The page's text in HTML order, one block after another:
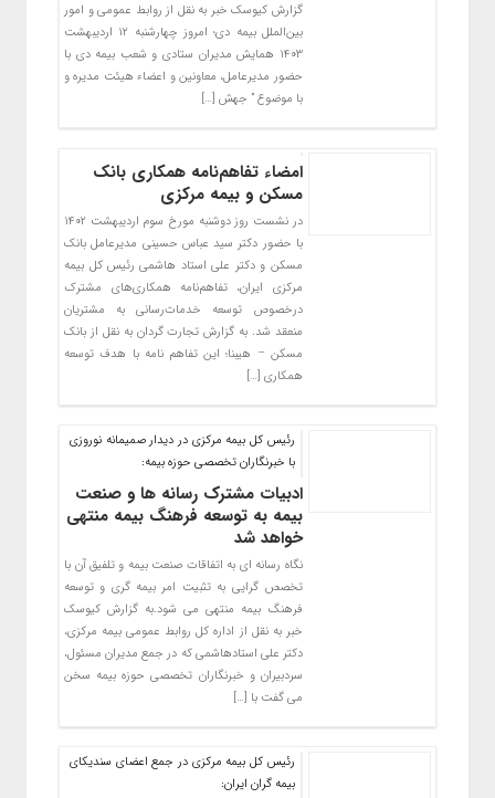
گزارش کیوسک خبر به نقل از روابط عمومی و امور
بین‌الملل بیمه دی؛ امروز چهارشنبه ۱۲ اردیبهشت
۱۴۰۳ همایش مدیران ستادی و شعب بیمه دی با
حضور مدیرعامل، معاونین و اعضاء هیئت مدیره و
با موضوع ” جهش […]
امضاء تفاهم‌نامه همکاری بانک
مسکن و بیمه مرکزی
در نشست روز دوشنبه مورخ سوم اردیبهشت ۱۴۰۲
با حضور دکتر سید عباس حسینی مدیرعامل بانک
مسکن و دکتر علی استاد هاشمی رئیس کل بیمه
مرکزی ایران، تفاهم‌نامه‌ همکاری‌های مشترک
درخصوص توسعه خدمات‌رسانی به مشتریان
منعقد شد. به گزارش تجارت گردان به نقل از بانک
مسکن – هیبنا؛ این تفاهم نامه با هدف توسعه
همکاری […]
رئیس کل بیمه مرکزی در دیدار صمیمانه نوروزی
با خبرنگاران تخصصی حوزه بیمه:
ادبیات مشترک رسانه ها و صنعت
بیمه به توسعه فرهنگ بیمه منتهی
خواهد شد
نگاه رسانه ای به اتفاقات صنعت بیمه و تلفیق آن با
تخصص گرایی به تثبیت امر بیمه گری و توسعه
فرهنگ بیمه منتهی می شود.به گزارش کیوسک
خبر به نقل از اداره کل روابط عمومی بیمه مرکزی،
دکتر علی استادهاشمی که در جمع مدیران مسئول،
سردبیران و خبرنگاران تخصصی حوزه بیمه سخن
می گفت با […]
رئیس کل بیمه مرکزی در جمع اعضای سندیکای
بیمه گران ایران: